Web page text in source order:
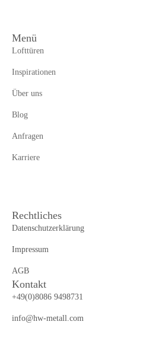
Menü
Lofttüren
Inspirationen
Über uns
Blog
Anfragen
Karriere
Rechtliches
Datenschutzerklärung
Impressum
AGB
Kontakt
+49(0)8086 9498731
info@hw-metall.com